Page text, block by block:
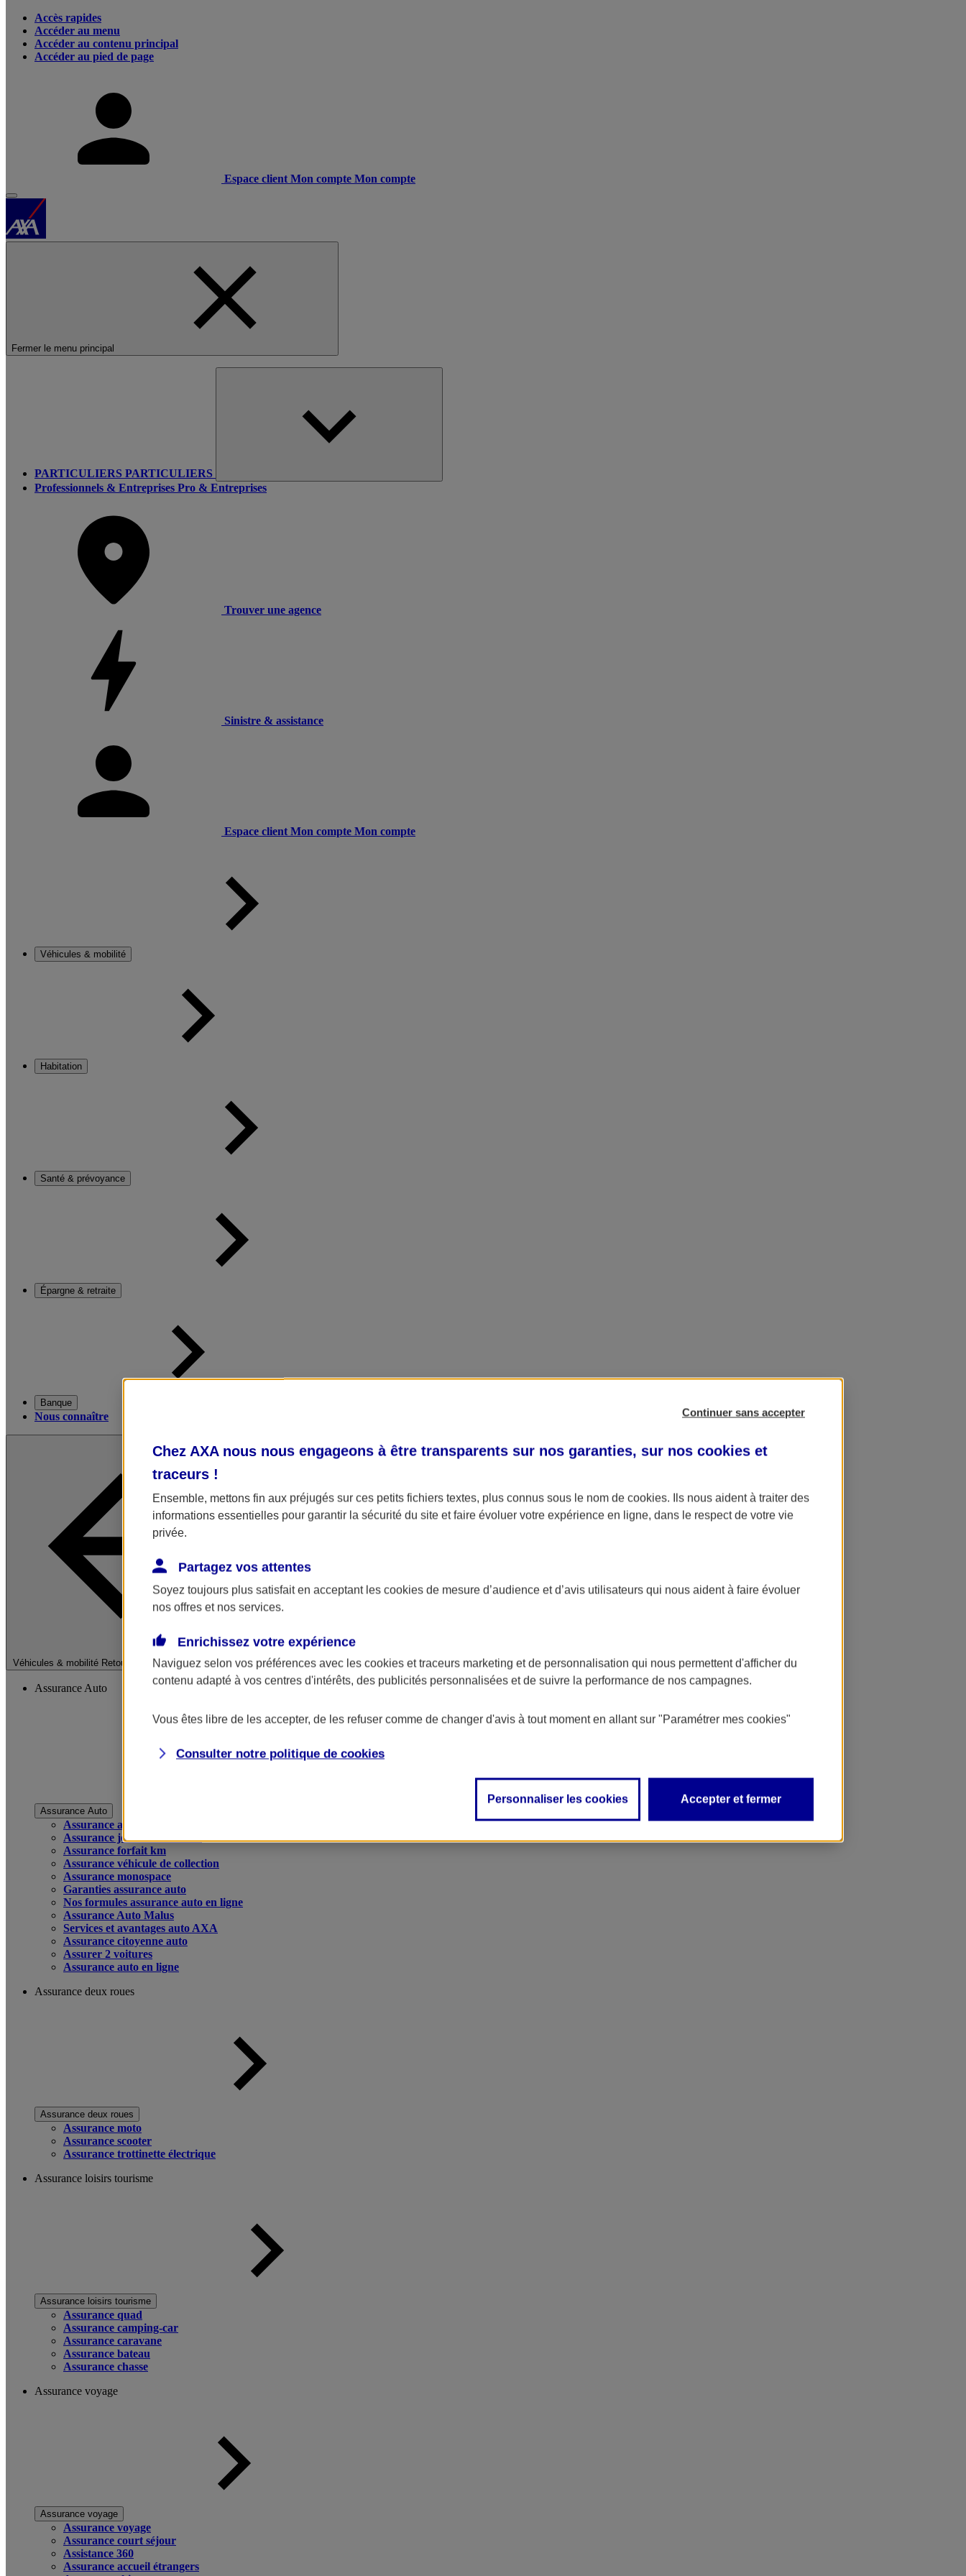
Accès rapides
Accéder au menu
Accéder au contenu principal
Accéder au pied de page
Espace client Mon compte Mon compte
Fermer le menu principal
PARTICULIERS PARTICULIERS
Professionnels & Entreprises Pro & Entreprises
Trouver une agence
Sinistre & assistance
Espace client Mon compte Mon compte
Véhicules & mobilité
Habitation
Santé & prévoyance
Épargne & retraite
Banque
Nous connaître
Véhicules & mobilité Retour à la section précédente
Fermer le menu principal
Assurance Auto
Assurance Auto
Assurance auto
Assurance jeune conducteur
Assurance forfait km
Assurance véhicule de collection
Assurance monospace
Garanties assurance auto
Nos formules assurance auto en ligne
Assurance Auto Malus
Services et avantages auto AXA
Assurance citoyenne auto
Assurer 2 voitures
Assurance auto en ligne
Assurance deux roues
Assurance deux roues
Assurance moto
Assurance scooter
Assurance trottinette électrique
Assurance loisirs tourisme
Assurance loisirs tourisme
Assurance quad
Assurance camping-car
Assurance caravane
Assurance bateau
Assurance chasse
Assurance voyage
Assurance voyage
Assurance voyage
Assurance court séjour
Assistance 360
Assurance accueil étrangers
Continuer sans accepter
Chez AXA nous nous engageons à être transparents sur nos garanties, sur nos cookies et
traceurs !
Ensemble, mettons fin aux préjugés sur ces petits fichiers textes, plus connus sous le nom de cookies. Ils nous aident à traiter des
informations essentielles pour garantir la sécurité du site et faire évoluer votre expérience en ligne, dans le respect de votre vie
privée.
Partagez vos attentes
Soyez toujours plus satisfait en acceptant les cookies de mesure d’audience et d’avis utilisateurs qui nous aident à faire évoluer
nos offres et nos services.
Enrichissez votre expérience
Naviguez selon vos préférences avec les cookies et traceurs marketing et de personnalisation qui nous permettent d'afficher du
contenu adapté à vos centres d'intérêts, des publicités personnalisées et de suivre la performance de nos campagnes.
Vous êtes libre de les accepter, de les refuser comme de changer d'avis à tout moment en allant sur "Paramétrer mes cookies"
Consulter notre politique de cookies
Personnaliser les cookies Accepter et fermer